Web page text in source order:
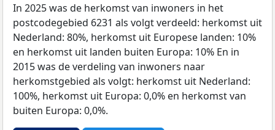
In 2025 was de herkomst van inwoners in het
postcodegebied 6231 als volgt verdeeld: herkomst uit
Nederland: 80%, herkomst uit Europese landen: 10%
en herkomst uit landen buiten Europa: 10% En in
2015 was de verdeling van inwoners naar
herkomstgebied als volgt: herkomst uit Nederland:
100%, herkomst uit Europa: 0,0% en herkomst van
buiten Europa: 0,0%.